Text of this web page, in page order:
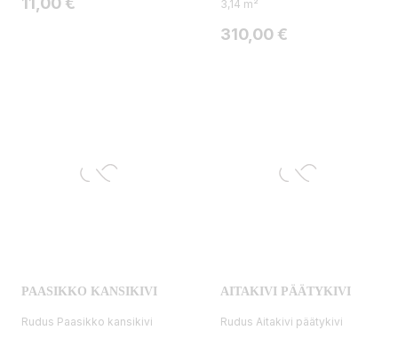
3,14 m²
Hinta
310,00 €
PAASIKKO KANSIKIVI
Rudus Paasikko kansikivi
AITAKIVI PÄÄTYKIVI
Rudus Aitakivi päätykivi